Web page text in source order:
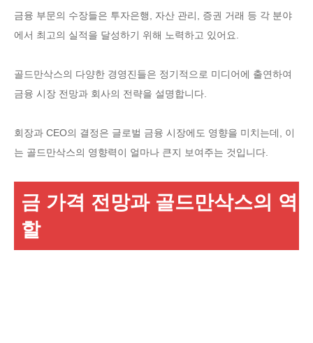
금융 부문의 수장들은 투자은행, 자산 관리, 증권 거래 등 각 분야
에서 최고의 실적을 달성하기 위해 노력하고 있어요.
골드만삭스의 다양한 경영진들은 정기적으로 미디어에 출연하여
금융 시장 전망과 회사의 전략을 설명합니다.
회장과 CEO의 결정은 글로벌 금융 시장에도 영향을 미치는데, 이
는 골드만삭스의 영향력이 얼마나 큰지 보여주는 것입니다.
금 가격 전망과 골드만삭스의 역
할